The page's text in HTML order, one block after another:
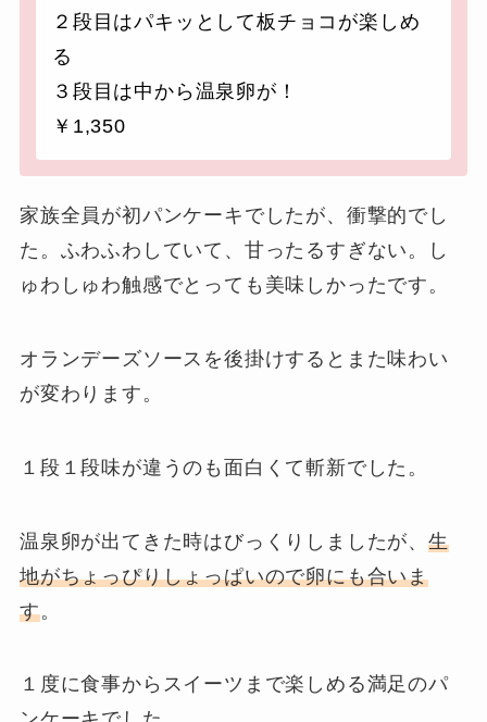
２段目はパキッとして板チョコが楽しめ
る
３段目は中から温泉卵が！
￥1,350
家族全員が初パンケーキでしたが、衝撃的でし
た。ふわふわしていて、甘ったるすぎない。し
ゅわしゅわ触感でとっても美味しかったです。
オランデーズソースを後掛けするとまた味わい
が変わります。
１段１段味が違うのも面白くて斬新でした。
温泉卵が出てきた時はびっくりしましたが、生
地がちょっぴりしょっぱいので卵にも合いま
す。
１度に食事からスイーツまで楽しめる満足のパ